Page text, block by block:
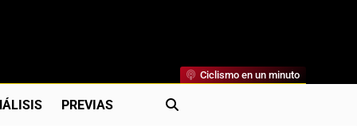
Previas Y Más. La Web Ciclista De Referencia.
Ciclismo en un minuto
PREVIAS